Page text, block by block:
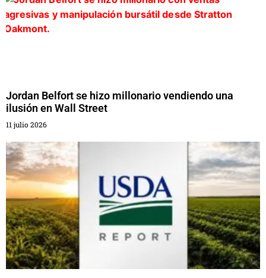
Jordan Belfort se hizo millonario vendiendo una
ilusión en Wall Street
11 julio 2026